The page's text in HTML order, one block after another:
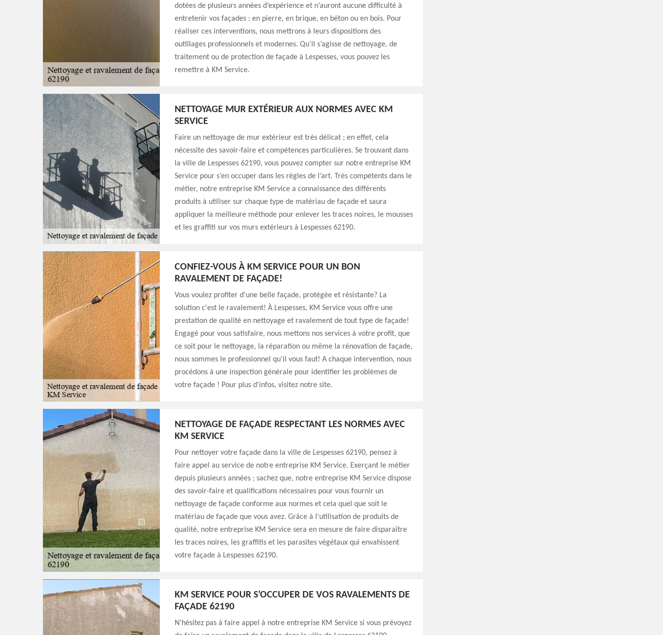
dotées de plusieurs années d’expérience et n’auront aucune difficulté à
entretenir vos façades : en pierre, en brique, en béton ou en bois. Pour
réaliser ces interventions, nous mettrons à leurs dispositions des
outillages professionnels et modernes. Qu’il s’agisse de nettoyage, de
traitement ou de protection de façade à Lespesses, vous pouvez les
remettre à KM Service.
NETTOYAGE MUR EXTÉRIEUR AUX NORMES AVEC KM
SERVICE
Faire un nettoyage de mur extérieur est très délicat ; en effet, cela
nécessite des savoir-faire et compétences particulières. Se trouvant dans
la ville de Lespesses 62190, vous pouvez compter sur notre entreprise KM
Service pour s’en occuper dans les règles de l’art. Très compétents dans le
métier, notre entreprise KM Service a connaissance des différents
produits à utiliser sur chaque type de matériau de façade et saura
appliquer la meilleure méthode pour enlever les traces noires, le mousses
et les graffiti sur vos murs extérieurs à Lespesses 62190.
CONFIEZ-VOUS À KM SERVICE POUR UN BON
RAVALEMENT DE FAÇADE!
Vous voulez profiter d'une belle façade, protégée et résistante? La
solution c'est le ravalement! À Lespesses, KM Service vous offre une
prestation de qualité en nettoyage et ravalement de tout type de façade!
Engagé pour vous satisfaire, nous mettons nos services à votre profit, que
ce soit pour le nettoyage, la réparation ou même la rénovation de façade,
nous sommes le professionnel qu'il vous faut! A chaque intervention, nous
procédons à une inspection générale pour identifier les problèmes de
votre façade ! Pour plus d'infos, visitez notre site.
NETTOYAGE DE FAÇADE RESPECTANT LES NORMES AVEC
KM SERVICE
Pour nettoyer votre façade dans la ville de Lespesses 62190, pensez à
faire appel au service de notre entreprise KM Service. Exerçant le métier
depuis plusieurs années ; sachez que, notre entreprise KM Service dispose
des savoir-faire et qualifications nécessaires pour vous fournir un
nettoyage de façade conforme aux normes et cela quel que soit le
matériau de façade que vous avez. Grâce à l’utilisation de produits de
qualité, notre entreprise KM Service sera en mesure de faire disparaître
les traces noires, les graffitis et les parasites végétaux qui envahissent
votre façade à Lespesses 62190.
KM SERVICE POUR S’OCCUPER DE VOS RAVALEMENTS DE
FAÇADE 62190
N’hésitez pas à faire appel à notre entreprise KM Service si vous prévoyez